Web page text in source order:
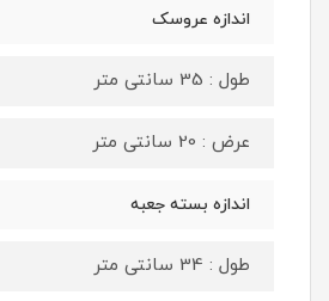
اندازه عروسک
طول : 35 سانتی متر
عرض : 20 سانتی متر
اندازه بسته جعبه
طول : 34 سانتی متر